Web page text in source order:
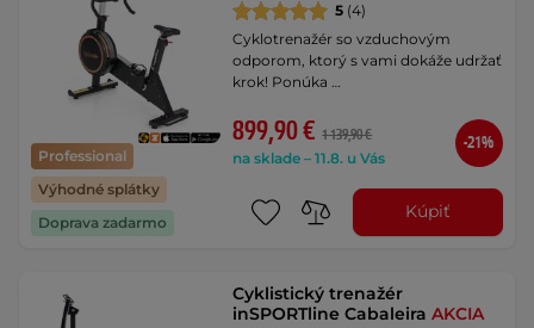
Professional
Výhodné splátky
Doprava zadarmo
5 (4)
Cyklotrenažér so vzduchovým
odporom, ktorý s vami dokáže udržať
krok! Ponúka …
899,90 € 1 139,90 €
na sklade – 11.8. u Vás
-21%
Kúpiť
Cyklistický trenažér
inSPORTline CabaleiraAKCIA